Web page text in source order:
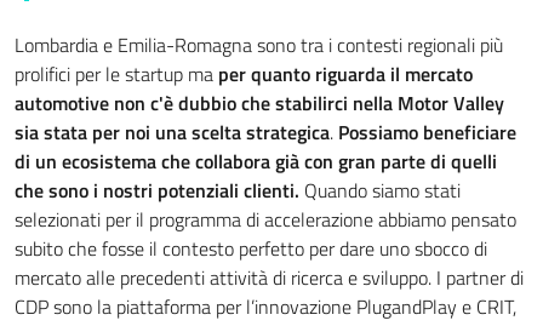
Lombardia e Emilia-Romagna sono tra i contesti regionali più
prolifici per le startup ma per quanto riguarda il mercato
automotive non c'è dubbio che stabilirci nella Motor Valley
sia stata per noi una scelta strategica. Possiamo beneficiare
di un ecosistema che collabora già con gran parte di quelli
che sono i nostri potenziali clienti. Quando siamo stati
selezionati per il programma di accelerazione abbiamo pensato
subito che fosse il contesto perfetto per dare uno sbocco di
mercato alle precedenti attività di ricerca e sviluppo. I partner di
CDP sono la piattaforma per l’innovazione PlugandPlay e CRIT,